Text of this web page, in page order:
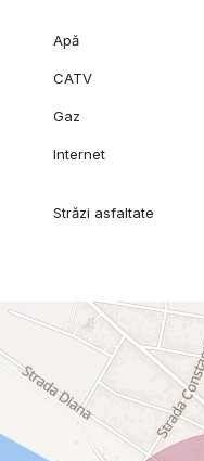
Apă
CATV
Gaz
Internet
Străzi asfaltate